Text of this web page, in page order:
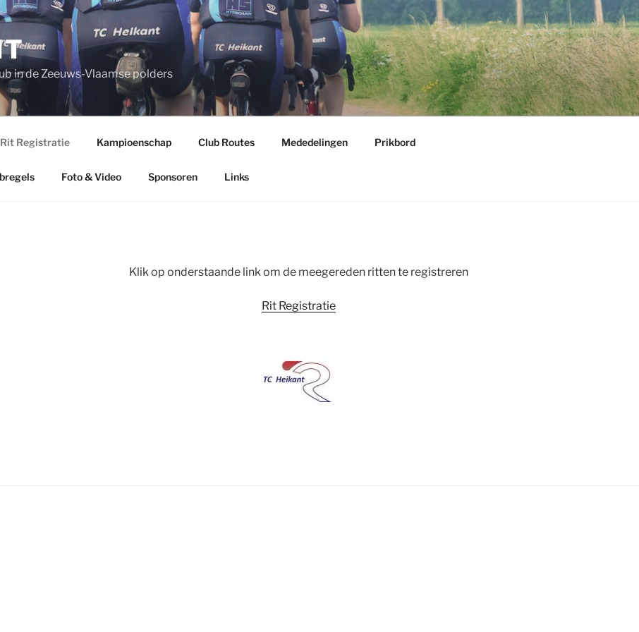
in de Zeeuws-Vlaamse polders
Rit Registratie Kampioenschap Club Routes Mededelingen Prikbord
Foto & Video Sponsoren Links
Klik op onderstaande link om de meegereden ritten te registreren
Rit Registratie